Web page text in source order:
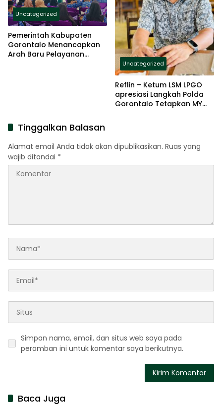
Uncategorized
Pemerintah Kabupaten
Gorontalo Menancapkan
Arah Baru Pelayanan
Uncategorized
Reflin – Ketum LSM LPGO
apresiasi Langkah Polda
Gorontalo Tetapkan MY
Tinggalkan Balasan
Alamat email Anda tidak akan dipublikasikan. Ruas yang
wajib ditandai *
Simpan nama, email, dan situs web saya pada
peramban ini untuk komentar saya berikutnya.
Baca Juga